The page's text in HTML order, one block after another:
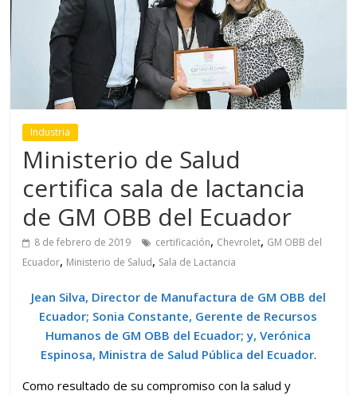
Industria
Ministerio de Salud
certifica sala de lactancia
de GM OBB del Ecuador
8 de febrero de 2019 certificación, Chevrolet, GM OBB del
Ecuador, Ministerio de Salud, Sala de Lactancia
Jean Silva, Director de Manufactura de GM OBB del
Ecuador; Sonia Constante, Gerente de Recursos
Humanos de GM OBB del Ecuador; y, Verónica
Espinosa, Ministra de Salud Pública del Ecuador.
Como resultado de su compromiso con la salud y